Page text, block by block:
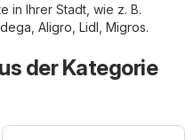
in Ihrer Stadt, wie z. B.
Aligro Lidl Migros.
der Kategorie